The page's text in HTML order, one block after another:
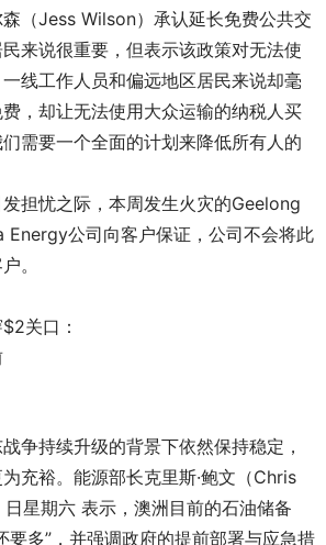
（Jess Wilson）承认延长免费公共交
来说很重要，但表示该政策对无法使
线工作人员和偏远地区居民来说却毫
，却让无法使用大众运输的纳税人买
需要一个全面的计划来降低所有人的
担忧之际，本周发生火灾的Geelong
Energy公司向客户保证，公司不会将此
。
关口：
争持续升级的背景下依然保持稳定，
充裕。能源部长克里斯·鲍文（Chris
星期六 表示，澳洲目前的石油储备
要多”，并强调政府的提前部署与应急措